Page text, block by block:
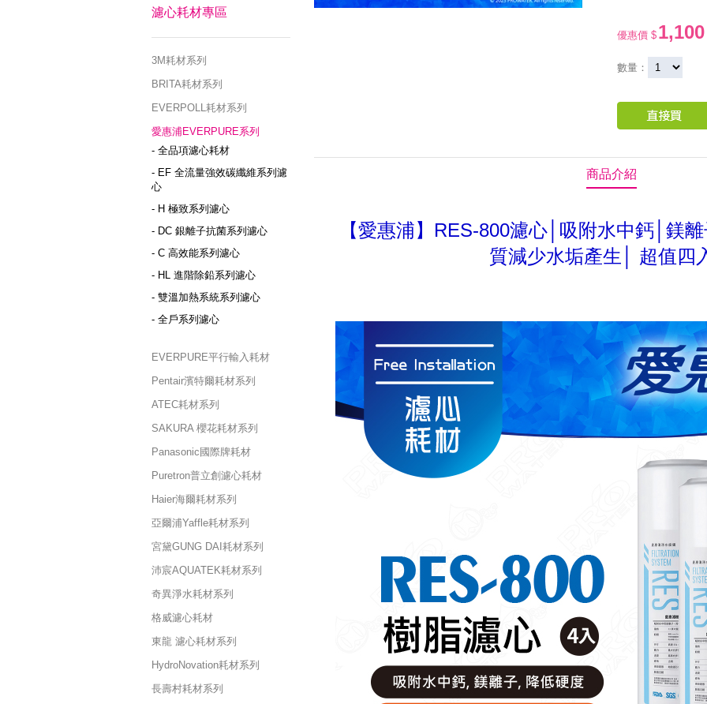
濾心耗材專區
3M耗材系列
BRITA耗材系列
EVERPOLL耗材系列
愛惠浦EVERPURE系列
- 全品項濾心耗材
- EF 全流量強效碳纖維系列濾
心
- H 極致系列濾心
- DC 銀離子抗菌系列濾心
- C 高效能系列濾心
- HL 進階除鉛系列濾心
- 雙溫加熱系統系列濾心
- 全戶系列濾心
EVERPURE平行輸入耗材
Pentair濱特爾耗材系列
ATEC耗材系列
SAKURA 櫻花耗材系列
Panasonic國際牌耗材
Puretron普立創濾心耗材
Haier海爾耗材系列
亞爾浦Yaffle耗材系列
宮黛GUNG DAI耗材系列
沛宸AQUATEK耗材系列
奇異淨水耗材系列
格威濾心耗材
東龍 濾心耗材系列
HydroNovation耗材系列
長壽村耗材系列
優惠價 $ 1,100
數量：
商品介紹
【愛惠浦】RES-800濾心│吸附水中鈣│鎂
質減少水垢產生│ 超值四